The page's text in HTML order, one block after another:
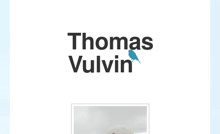
Thomas
Vulvin